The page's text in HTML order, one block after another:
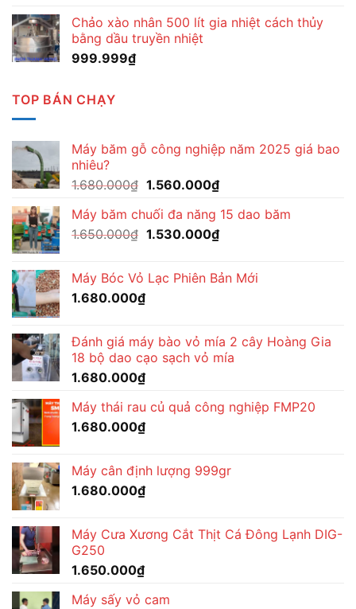
Chảo xào nhân 500 lít gia nhiệt cách thủy
bằng dầu truyền nhiệt
999.999₫
TOP BÁN CHẠY
Máy băm gỗ công nghiệp năm 2025 giá bao
nhiêu?
1.680.000₫ Giá
là:
1.680.000₫.
1.560.000₫Giá
tại
là:
Máy băm chuối đa năng 15 dao băm
1.650.000₫ Giá
1.650.000₫.
1.530.000₫Giá
là:
Máy Bóc Vỏ Lạc Phiên Bản Mới
1.680.000₫
Đánh giá máy bào vỏ mía 2 cây Hoàng Gia
18 bộ dao cạo sạch vỏ mía
1.680.000₫
Máy thái rau củ quả công nghiệp FMP20
1.680.000₫
Máy cân định lượng 999gr
1.680.000₫
Máy Cưa Xương Cắt Thịt Cá Đông Lạnh DIG-
G250
1.650.000₫
Máy sấy vỏ cam